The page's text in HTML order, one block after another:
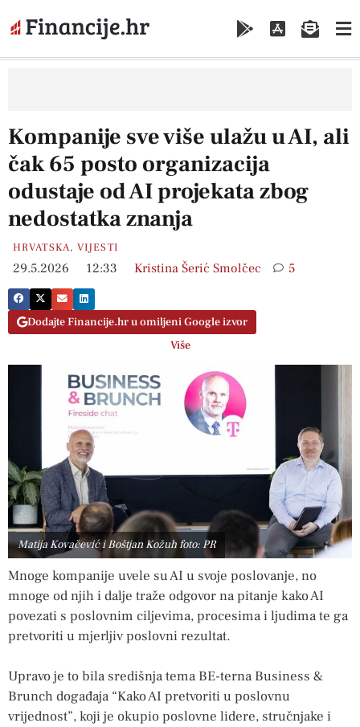
Kompanije sve više ulažu u AI, ali
čak 65 posto organizacija
odustaje od AI projekata zbog
nedostatka znanja
HRVATSKA,VIJESTI
29.5.2026 12:33 Kristina Šerić Smolčec 5
Dodajte Financije.hr u omiljeni Google izvor
Više
Matija Kovačević i Boštjan Kožuh foto: PR
Mnoge kompanije uvele su AI u svoje poslovanje, no
mnoge od njih i dalje traže odgovor na pitanje kako AI
povezati s poslovnim ciljevima, procesima i ljudima te ga
pretvoriti u mjerljiv poslovni rezultat.
Upravo je to bila središnja tema BE-terna Business &
Brunch događaja “Kako AI pretvoriti u poslovnu
vrijednost”, koji je okupio poslovne lidere, stručnjake i